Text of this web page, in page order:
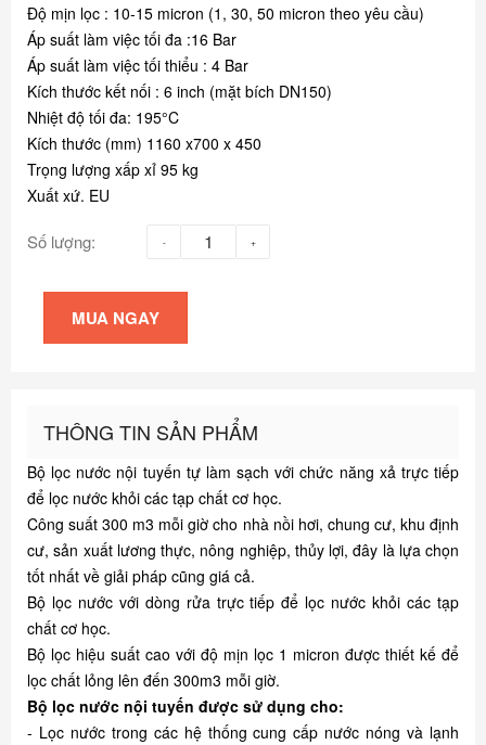
Độ mịn lọc : 10-15 micron (1, 30, 50 micron theo yêu cầu)
Áp suất làm việc tối đa :16 Bar
Áp suất làm việc tối thiểu : 4 Bar
Kích thước kết nối : 6 inch (mặt bích DN150)
Nhiệt độ tối đa: 195°C
Kích thước (mm) 1160 x700 x 450
Trọng lượng xấp xỉ 95 kg
Xuất xứ. EU
Số lượng:
MUA NGAY
THÔNG TIN SẢN PHẨM
Bộ lọc nước nội tuyến tự làm sạch với chức năng xả trực tiếp
để lọc nước khỏi các tạp chất cơ học.
Công suất 300 m3 mỗi giờ cho nhà nồi hơi, chung cư, khu định
cư, sản xuất lương thực, nông nghiệp, thủy lợi, đây là lựa chọn
tốt nhất về giải pháp cũng giá cả.
Bộ lọc nước với dòng rửa trực tiếp để lọc nước khỏi các tạp
chất cơ học.
Bộ lọc hiệu suất cao với độ mịn lọc 1 micron được thiết kế để
lọc chất lỏng lên đến 300m3 mỗi giờ.
Bộ lọc nước nội tuyến được sử dụng cho:
- Lọc nước trong các hệ thống cung cấp nước nóng và lạnh